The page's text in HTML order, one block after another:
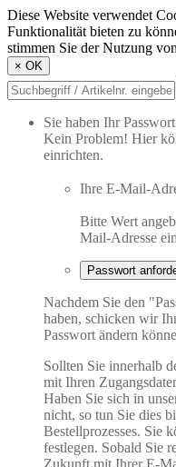
Diese Website verwendet
Funktionalität bieten zu
stimmen Sie der Nutzung
× OK
Sie haben Ihr
Kein Problem! Hier
einrichten.
Ihre E-Mail-
Bitte Wert
Mail-Adresse ein
Passwort
Nachdem Sie den
haben, schicken wir
Passwort ändern
Sollten Sie innerhalb
mit Ihren
Haben Sie sich in
nicht, so tun Sie dies
Bestellprozesses. Sie
festlegen. Sobald Sie
Zukunft mit Ihrer E-